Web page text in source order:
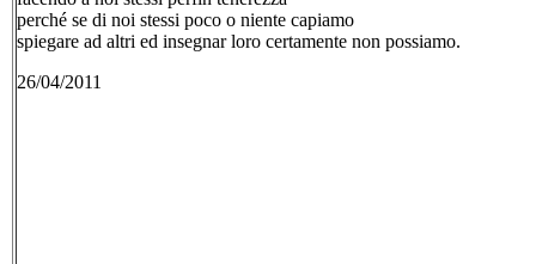
perché se di noi stessi poco o niente capiamo
spiegare ad altri ed insegnar loro certamente non possiamo.
26/04/2011